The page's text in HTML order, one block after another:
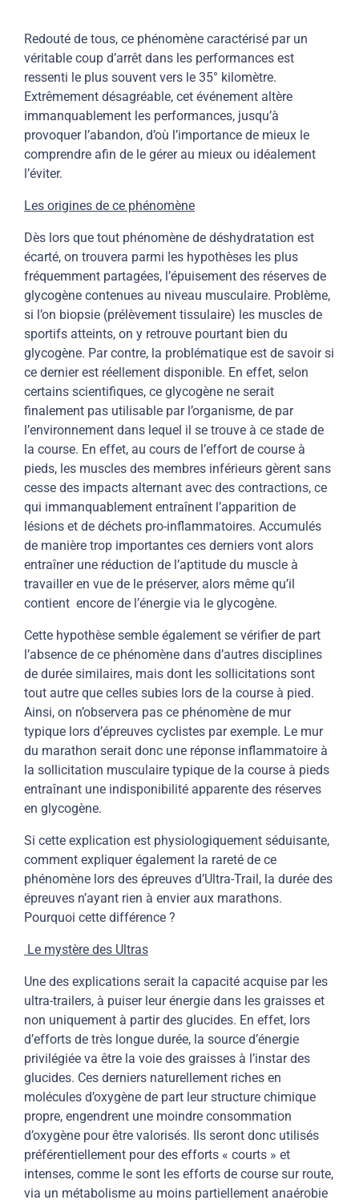
Redouté de tous, ce phénomène caractérisé par un
véritable coup d’arrêt dans les performances est
ressenti le plus souvent vers le 35° kilomètre.
Extrêmement désagréable, cet événement altère
immanquablement les performances, jusqu’à
provoquer l’abandon, d’où l’importance de mieux le
comprendre afin de le gérer au mieux ou idéalement
l’éviter.
Les origines de ce phénomène
Dès lors que tout phénomène de déshydratation est
écarté, on trouvera parmi les hypothèses les plus
fréquemment partagées, l’épuisement des réserves de
glycogène contenues au niveau musculaire. Problème,
si l’on biopsie (prélèvement tissulaire) les muscles de
sportifs atteints, on y retrouve pourtant bien du
glycogène. Par contre, la problématique est de savoir si
ce dernier est réellement disponible. En effet, selon
certains scientifiques, ce glycogène ne serait
finalement pas utilisable par l’organisme, de par
l’environnement dans lequel il se trouve à ce stade de
la course. En effet, au cours de l’effort de course à
pieds, les muscles des membres inférieurs gèrent sans
cesse des impacts alternant avec des contractions, ce
qui immanquablement entraînent l’apparition de
lésions et de déchets pro-inflammatoires. Accumulés
de manière trop importantes ces derniers vont alors
entraîner une réduction de l’aptitude du muscle à
travailler en vue de le préserver, alors même qu’il
contient encore de l’énergie via le glycogène.
Cette hypothèse semble également se vérifier de part
l’absence de ce phénomène dans d’autres disciplines
de durée similaires, mais dont les sollicitations sont
tout autre que celles subies lors de la course à pied.
Ainsi, on n’observera pas ce phénomène de mur
typique lors d’épreuves cyclistes par exemple. Le mur
du marathon serait donc une réponse inflammatoire à
la sollicitation musculaire typique de la course à pieds
entraînant une indisponibilité apparente des réserves
en glycogène.
Si cette explication est physiologiquement séduisante,
comment expliquer également la rareté de ce
phénomène lors des épreuves d’Ultra-Trail, la durée des
épreuves n’ayant rien à envier aux marathons.
Pourquoi cette différence ?
Le mystère des Ultras
Une des explications serait la capacité acquise par les
ultra-trailers, à puiser leur énergie dans les graisses et
non uniquement à partir des glucides. En effet, lors
d’efforts de très longue durée, la source d’énergie
privilégiée va être la voie des graisses à l’instar des
glucides. Ces derniers naturellement riches en
molécules d’oxygène de part leur structure chimique
propre, engendrent une moindre consommation
d’oxygène pour être valorisés. Ils seront donc utilisés
préférentiellement pour des efforts « courts » et
intenses, comme le sont les efforts de course sur route,
via un métabolisme au moins partiellement anaérobie